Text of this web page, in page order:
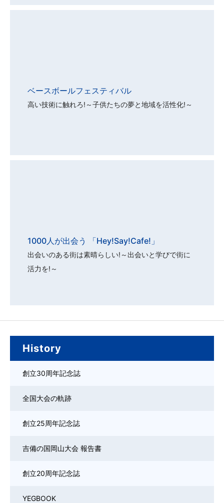
ベースボールフェスティバル
高い技術に触れろ!～子供たちの夢と地域を活性化!～
1000人が出会う 「Hey!Say!Cafe!」
出会いのある街は素晴らしい!～出会いと学びで街に
活力を!～
History
創立30周年記念誌
全国大会の軌跡
創立25周年記念誌
吉備の国岡山大会 報告書
創立20周年記念誌
YEGBOOK